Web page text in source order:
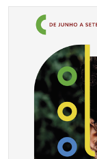
mostrar a
suas diversas